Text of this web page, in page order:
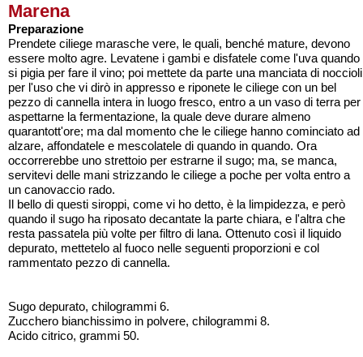
Marena
Preparazione
Prendete ciliege marasche vere, le quali, benché mature, devono
essere molto agre. Levatene i gambi e disfatele come l'uva quando
si pigia per fare il vino; poi mettete da parte una manciata di noccioli
per l'uso che vi dirò in appresso e riponete le ciliege con un bel
pezzo di cannella intera in luogo fresco, entro a un vaso di terra per
aspettarne la fermentazione, la quale deve durare almeno
quarantott'ore; ma dal momento che le ciliege hanno cominciato ad
alzare, affondatele e mescolatele di quando in quando. Ora
occorrerebbe uno strettoio per estrarne il sugo; ma, se manca,
servitevi delle mani strizzando le ciliege a poche per volta entro a
un canovaccio rado.
Il bello di questi siroppi, come vi ho detto, è la limpidezza, e però
quando il sugo ha riposato decantate la parte chiara, e l'altra che
resta passatela più volte per filtro di lana. Ottenuto così il liquido
depurato, mettetelo al fuoco nelle seguenti proporzioni e col
rammentato pezzo di cannella.
Sugo depurato, chilogrammi 6.
Zucchero bianchissimo in polvere, chilogrammi 8.
Acido citrico, grammi 50.